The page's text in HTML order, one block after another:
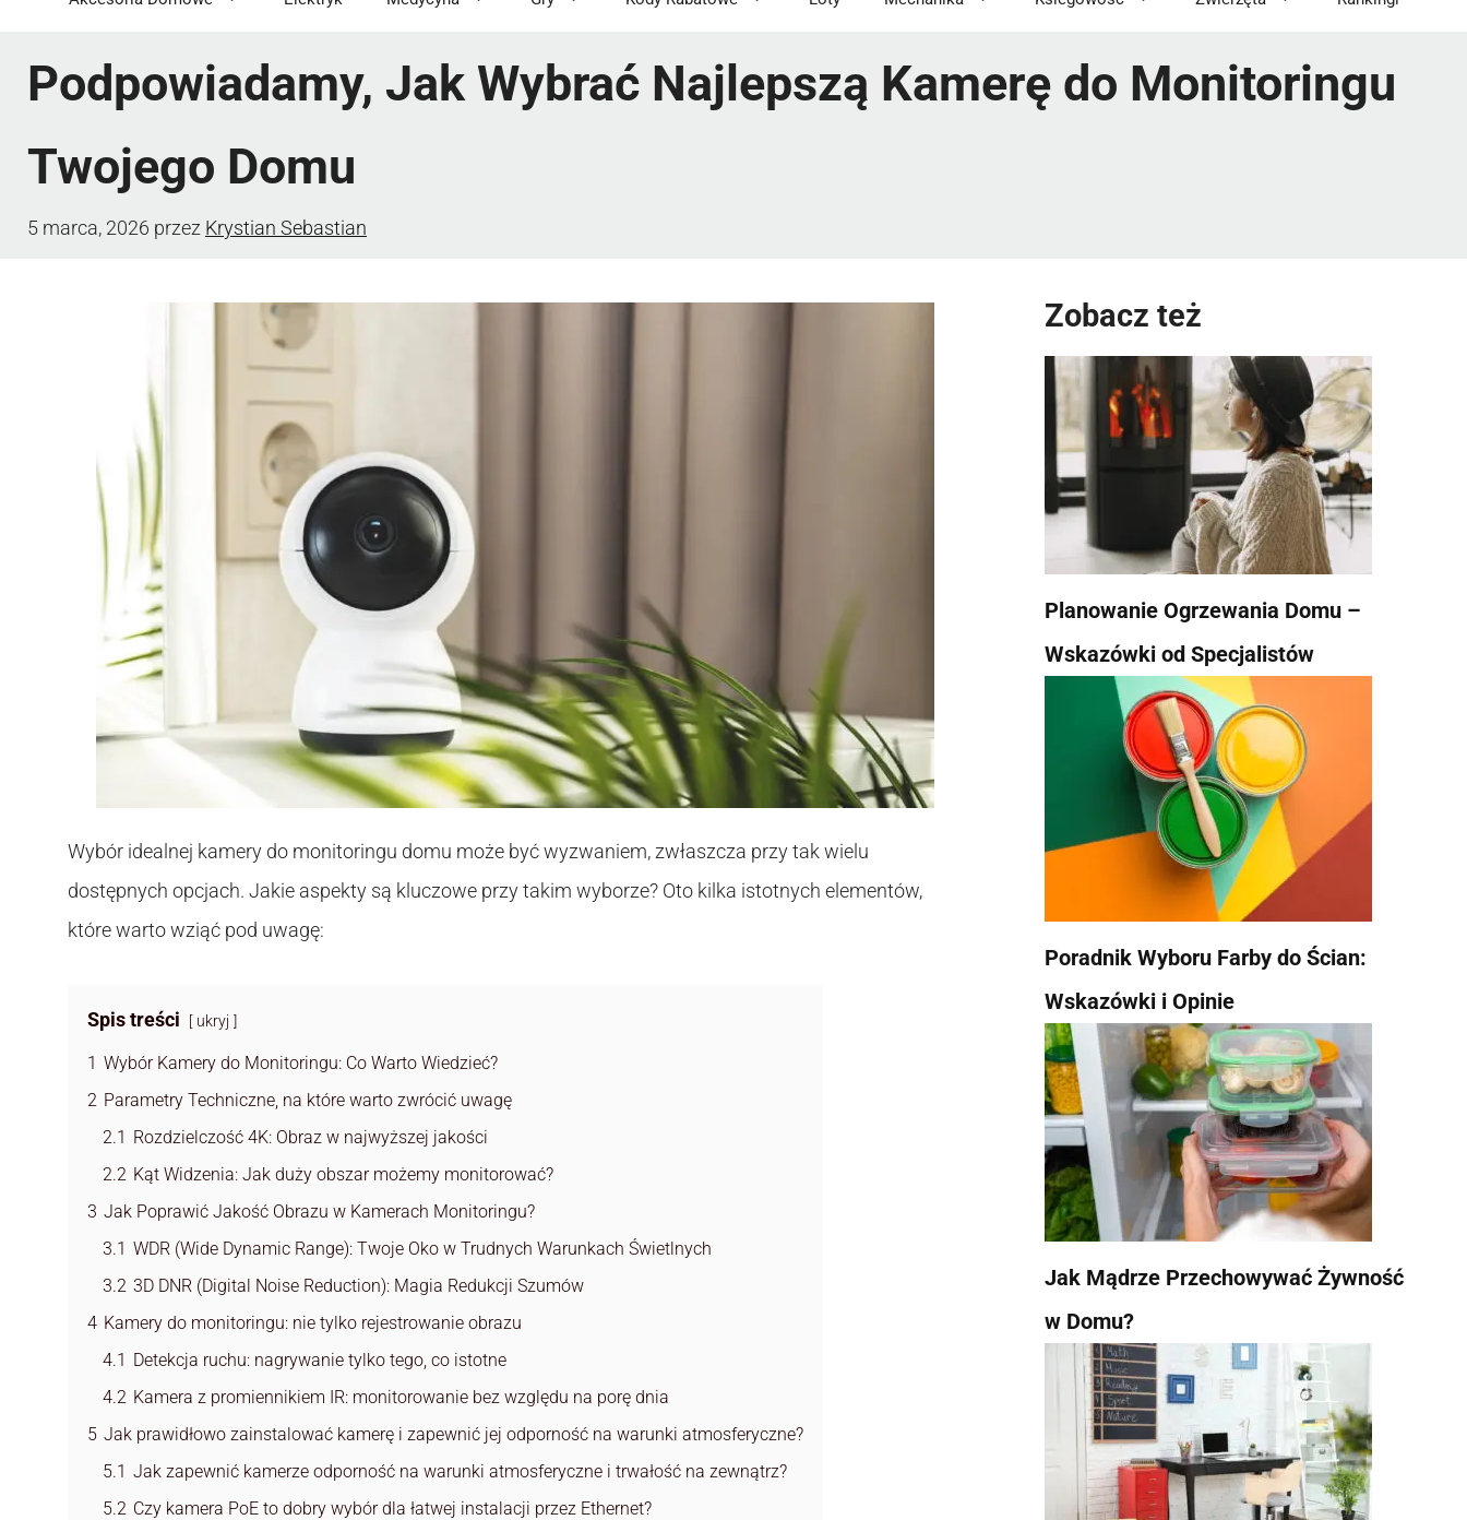
Podpowiadamy, Jak Wybrać Najlepszą Kamerę do Monitoringu
Twojego Domu
5 marca, 2026 przez Krystian Sebastian
Wybór idealnej kamery do monitoringu domu może być wyzwaniem, zwłaszcza przy tak wielu
dostępnych opcjach. Jakie aspekty są kluczowe przy takim wyborze? Oto kilka istotnych elementów,
które warto wziąć pod uwagę:
Spis treści ukryj
1 Wybór Kamery do Monitoringu: Co Warto Wiedzieć?
2 Parametry Techniczne, na które warto zwrócić uwagę
2.1 Rozdzielczość 4K: Obraz w najwyższej jakości
2.2 Kąt Widzenia: Jak duży obszar możemy monitorować?
3 Jak Poprawić Jakość Obrazu w Kamerach Monitoringu?
3.1 WDR (Wide Dynamic Range): Twoje Oko w Trudnych Warunkach Świetlnych
3.2 3D DNR (Digital Noise Reduction): Magia Redukcji Szumów
4 Kamery do monitoringu: nie tylko rejestrowanie obrazu
4.1 Detekcja ruchu: nagrywanie tylko tego, co istotne
4.2 Kamera z promiennikiem IR: monitorowanie bez względu na porę dnia
5 Jak prawidłowo zainstalować kamerę i zapewnić jej odporność na warunki atmosferyczne?
5.1 Jak zapewnić kamerze odporność na warunki atmosferyczne i trwałość na zewnątrz?
5.2 Czy kamera PoE to dobry wybór dla łatwej instalacji przez Ethernet?
Zobacz też
Planowanie Ogrzewania Domu –
Wskazówki od Specjalistów
Poradnik Wyboru Farby do Ścian:
Wskazówki i Opinie
Jak Mądrze Przechowywać Żywność
w Domu?